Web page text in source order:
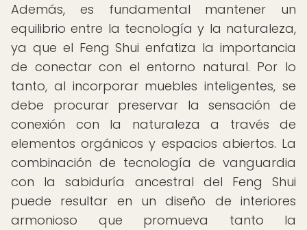
Además, es fundamental mantener un
equilibrio entre la tecnología y la naturaleza,
ya que el Feng Shui enfatiza la importancia
de conectar con el entorno natural. Por lo
tanto, al incorporar muebles inteligentes, se
debe procurar preservar la sensación de
conexión con la naturaleza a través de
elementos orgánicos y espacios abiertos. La
combinación de tecnología de vanguardia
con la sabiduría ancestral del Feng Shui
puede resultar en un diseño de interiores
armonioso que promueva tanto la